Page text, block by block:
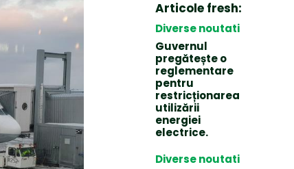
Articole fresh:
Diverse noutati
Guvernul
pregătește o
reglementare
pentru
restricționarea
utilizării
energiei
electrice.
Diverse noutati